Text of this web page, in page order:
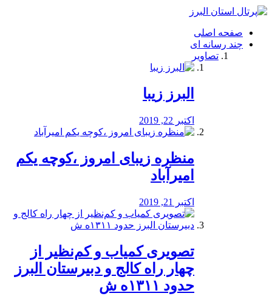
فصد
شرق
تهران
خشکشویی
صفحه اصلی
چند رسانه ای
تصاویر
البرز زیبا
اکتبر 22, 2019
منظره‌‌ زیبای امروز ،کوچه یکم
امیرآباد
اکتبر 21, 2019
️تصویری کمیاب و کم‌نظیر از
چهار راه كالج و دبيرستان البرز
حدود ۱۳۱۱ه ش